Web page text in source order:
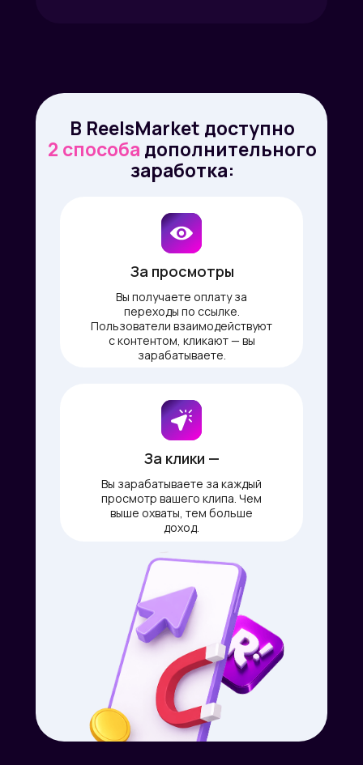
В ReelsMarket доступно
2 способа дополнительного
заработка:
Вы получаете оплату за
переходы по ссылке.
Пользователи взаимодействуют
с контентом, кликают — вы
зарабатываете.
Вы зарабатываете за каждый
просмотр вашего клипа. Чем
выше охваты, тем больше
доход.
За просмотры
За клики —